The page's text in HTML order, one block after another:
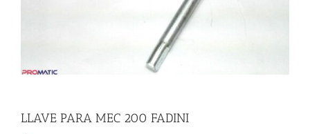
LLAVE PARA MEC 200 FADINI